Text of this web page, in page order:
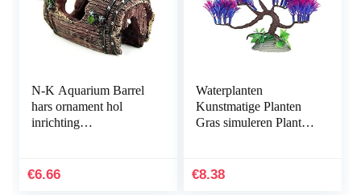
N-K Aquarium Barrel
hars ornament hol
inrichting
nuttig en praktisch
€6.66
Waterplanten
Kunstmatige Planten
Gras simuleren Planten
Aquarium Groen
€8.38